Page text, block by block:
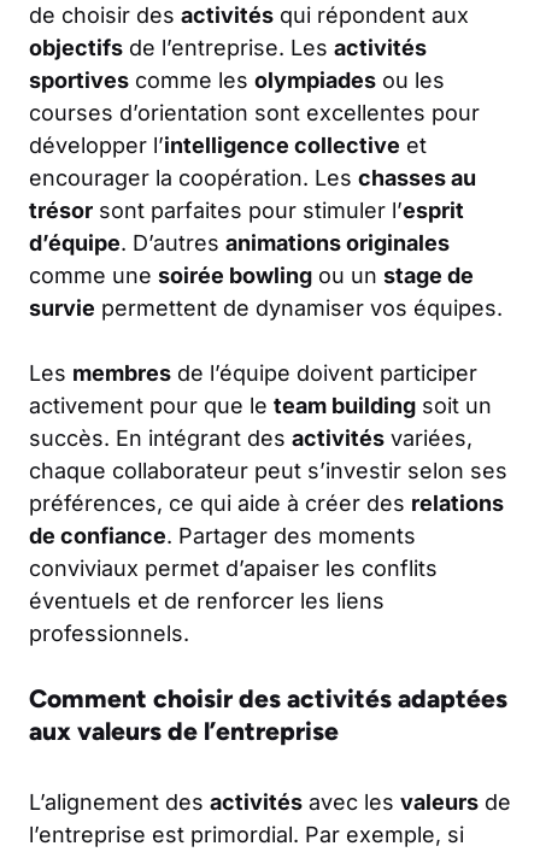
de choisir des activités qui répondent aux
objectifs de l’entreprise. Les activités
sportives comme les olympiades ou les
courses d’orientation sont excellentes pour
développer l’intelligence collective et
encourager la coopération. Les chasses au
trésor sont parfaites pour stimuler l’esprit
d’équipe. D’autres animations originales
comme une soirée bowling ou un stage de
survie permettent de dynamiser vos équipes.
Les membres de l’équipe doivent participer
activement pour que le team building soit un
succès. En intégrant des activités variées,
chaque collaborateur peut s’investir selon ses
préférences, ce qui aide à créer des relations
de confiance. Partager des moments
conviviaux permet d’apaiser les conflits
éventuels et de renforcer les liens
professionnels.
Comment choisir des activités adaptées
aux valeurs de l’entreprise
L’alignement des activités avec les valeurs de
l’entreprise est primordial. Par exemple, si